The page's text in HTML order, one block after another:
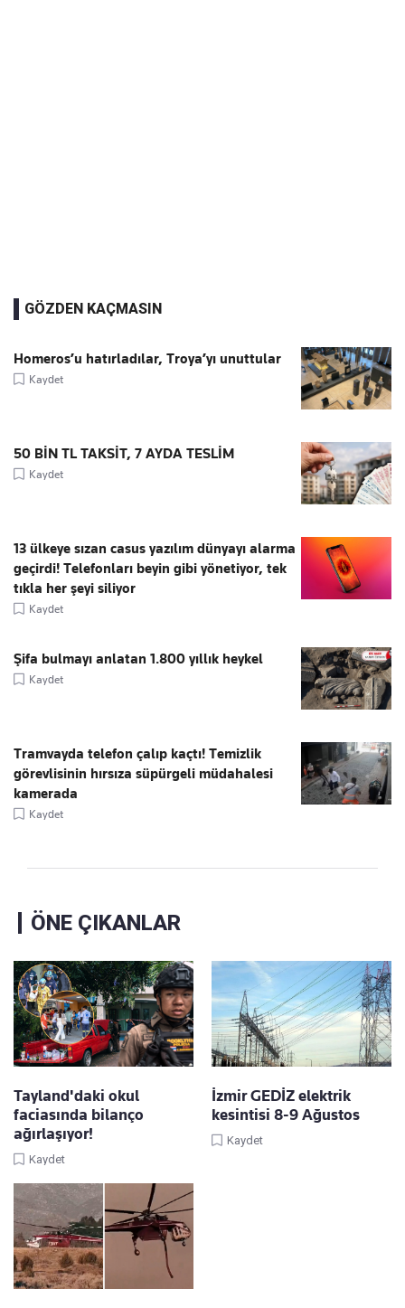
GÖZDEN KAÇMASIN
Homeros’u hatırladılar, Troya’yı unuttular
Kaydet
50 BİN TL TAKSİT, 7 AYDA TESLİM
Kaydet
13 ülkeye sızan casus yazılım dünyayı alarma
geçirdi! Telefonları beyin gibi yönetiyor, tek
tıkla her şeyi siliyor
Kaydet
Şifa bulmayı anlatan 1.800 yıllık heykel
Kaydet
Tramvayda telefon çalıp kaçtı! Temizlik
görevlisinin hırsıza süpürgeli müdahalesi
kamerada
Kaydet
ÖNE ÇIKANLAR
Tayland'daki okul
faciasında bilanço
ağırlaşıyor!
Kaydet
İzmir GEDİZ elektrik
kesintisi 8-9 Ağustos
Kaydet